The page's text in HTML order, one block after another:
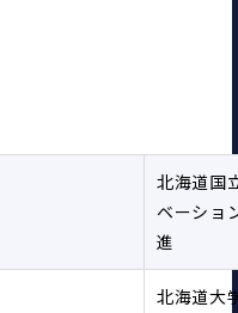
北海道国
ベーショ
進
北海道大